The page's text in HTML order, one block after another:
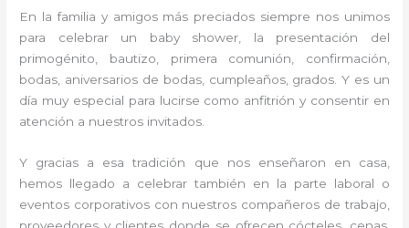
En la familia y amigos más preciados siempre nos unimos
para celebrar un baby shower, la presentación del
primogénito, bautizo, primera comunión, confirmación,
bodas, aniversarios de bodas, cumpleaños, grados. Y es un
día muy especial para lucirse como anfitrión y consentir en
atención a nuestros invitados.
Y gracias a esa tradición que nos enseñaron en casa,
hemos llegado a celebrar también en la parte laboral o
eventos corporativos con nuestros compañeros de trabajo,